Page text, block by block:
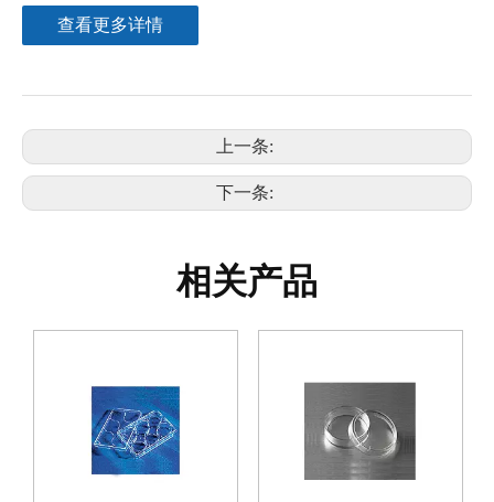
查看更多详情
上一条:
下一条:
相关产品